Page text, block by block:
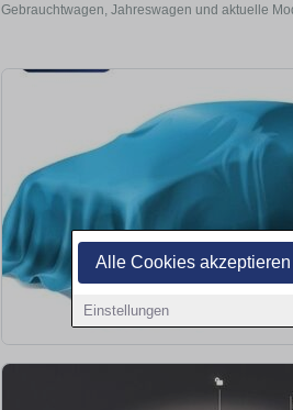
Alle Cookies akzeptieren
Einstellungen
Gebrauchtwagen, Jahreswagen und aktuelle